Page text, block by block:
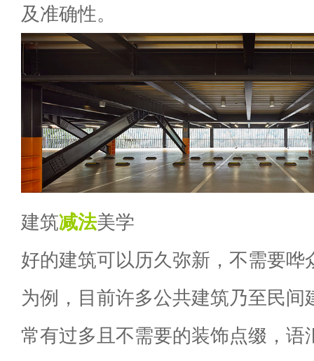
及准确性。
建筑减法美学
好的建筑可以历久弥新，不需要哗
为例，目前许多公共建筑乃至民间
常有过多且不需要的装饰点缀，语